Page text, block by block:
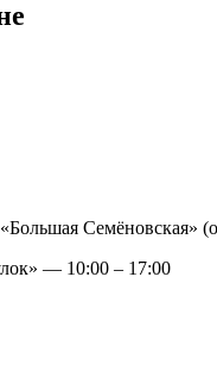
Семёновская»
— 10:00 – 17:00